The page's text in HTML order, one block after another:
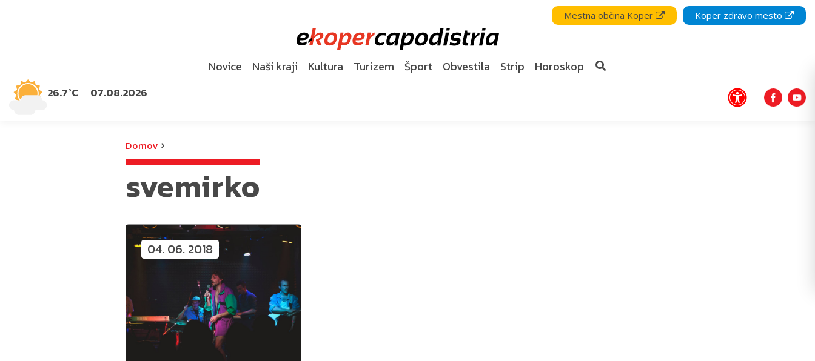
Mestna občina Koper Koper zdravo mesto
26.7°C 07.08.2026
Novice Naši kraji Kultura Turizem Šport Obvestila Strip Horoskop
Domov ›
svemirko
04. 06. 2018